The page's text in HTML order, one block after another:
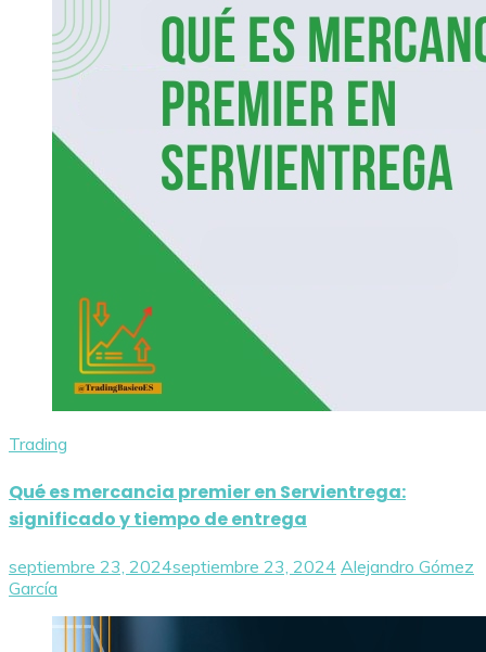
Trading
Qué es mercancia premier en Servientrega:
significado y tiempo de entrega
septiembre 23, 2024septiembre 23, 2024 Alejandro Gómez
García